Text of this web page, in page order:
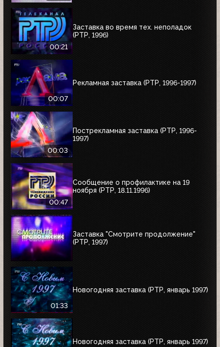
00:21
Заставка во время тех. неполадок
(РТР, 1996)
00:07
Рекламная заставка (РТР, 1996-1997)
00:03
Пострекламная заставка (РТР, 1996-
1997)
00:47
Сообщение о профилактике на 19
ноября (РТР, 18.11.1996)
Заставка "Смотрите продолжение"
(РТР, 1997)
01:33
Новогодняя заставка (РТР, январь 1997)
Новогодняя заставка (РТР, январь 1997)